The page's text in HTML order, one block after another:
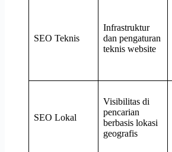
SEO Teknis
Infrastruktur
dan pengaturan
teknis website
SEO Lokal
Visibilitas di
pencarian
berbasis lokasi
geografis